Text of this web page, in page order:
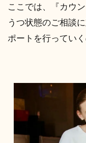
ここでは、『カウ
うつ状態のご相談
ポートを行ってい